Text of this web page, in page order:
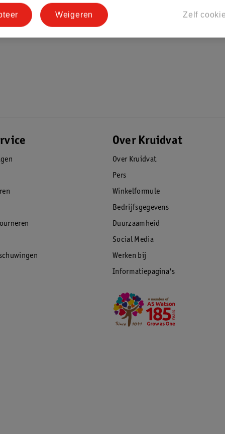
- een belangrijk onderdeel van het
effecten van schade door vrije
en microstof. Het serum biedt
tegen omgevingsinvloeden en om je huid
moisturizer. Smeer het zachtjes uit over je
Over Kruidvat
Over Kruidvat
Pers
Winkelformule
Bedrijfsgegevens
Duurzaamheid
Social Media
Werken bij
Informatiepagina's
Zelf
Weigeren